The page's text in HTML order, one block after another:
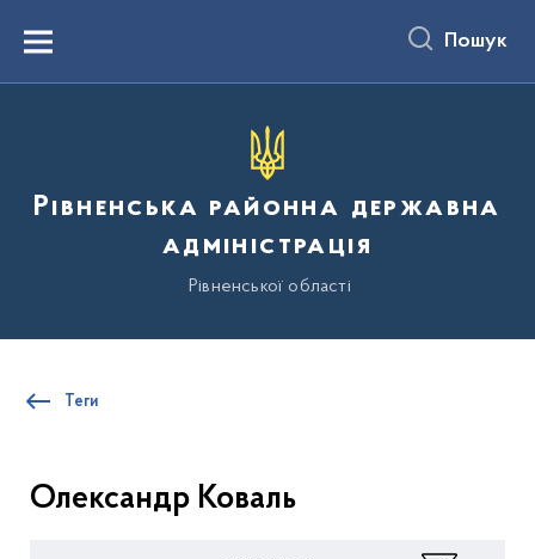
вмістуMenu Пошук
Рівненська районна державна
адміністрація
Рівненської області
Теги
Олександр Коваль